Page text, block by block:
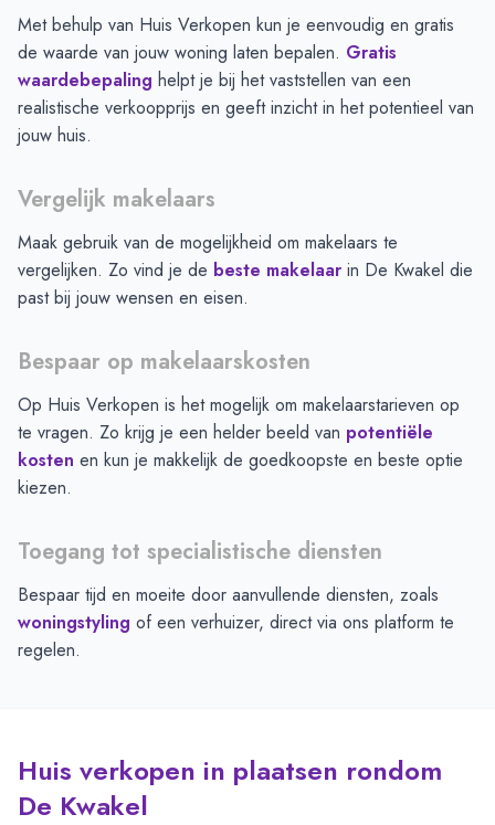
Met behulp van Huis Verkopen kun je eenvoudig en gratis
de waarde van jouw woning laten bepalen. Gratis
waardebepaling helpt je bij het vaststellen van een
realistische verkoopprijs en geeft inzicht in het potentieel van
jouw huis.
Vergelijk makelaars
Maak gebruik van de mogelijkheid om makelaars te
vergelijken. Zo vind je de beste makelaar in De Kwakel die
past bij jouw wensen en eisen.
Bespaar op makelaarskosten
Op Huis Verkopen is het mogelijk om makelaarstarieven op
te vragen. Zo krijg je een helder beeld van potentiële
kosten en kun je makkelijk de goedkoopste en beste optie
kiezen.
Toegang tot specialistische diensten
Bespaar tijd en moeite door aanvullende diensten, zoals
woningstyling of een verhuizer, direct via ons platform te
regelen.
Huis verkopen in plaatsen rondom
De Kwakel